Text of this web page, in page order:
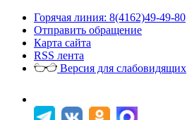
Горячая линия: 8(4162)49-49-80
Отправить обращение
Карта сайта
RSS лента
Версия для слабовидящих